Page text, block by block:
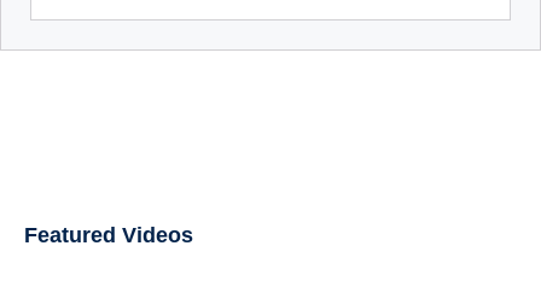
Featured Videos